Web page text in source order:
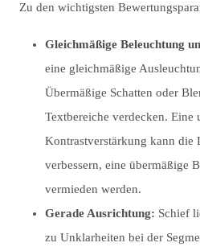
Zu den wichtigsten
Gleichmäßige Beleuchtung
eine gleichmäßige
Übermäßige Schatten oder
Textbereiche verdecken.
Kontrastverstärkung kann die
verbessern, eine übermäßige
vermieden werden.
Gerade Ausrichtung: Schief
zu Unklarheiten bei der